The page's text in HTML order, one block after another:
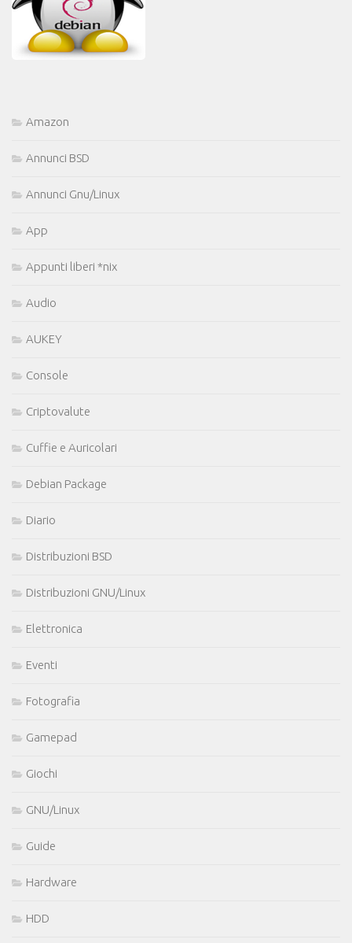
Amazon
Annunci BSD
Annunci Gnu/Linux
App
Appunti liberi *nix
Audio
AUKEY
Console
Criptovalute
Cuffie e Auricolari
Debian Package
Diario
Distribuzioni BSD
Distribuzioni GNU/Linux
Elettronica
Eventi
Fotografia
Gamepad
Giochi
GNU/Linux
Guide
Hardware
HDD